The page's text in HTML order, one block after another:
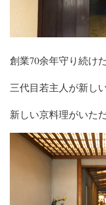
創業70余年守り続け
三代目若主人が新し
新しい京料理がいた